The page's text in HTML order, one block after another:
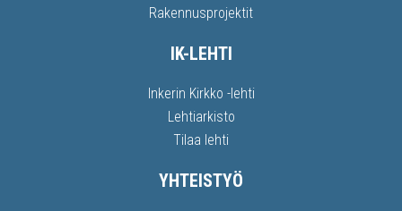
Rakennusprojektit
IK-LEHTI
Inkerin Kirkko -lehti
Lehtiarkisto
Tilaa lehti
YHTEISTYÖ